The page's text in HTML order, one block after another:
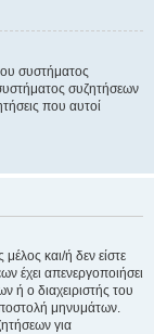
συστήματος
συζητήσεων
που αυτοί
και/ή δεν είστε
έχει απενεργοποιήσει
ή ο διαχειριστής του
μηνυμάτων.
για